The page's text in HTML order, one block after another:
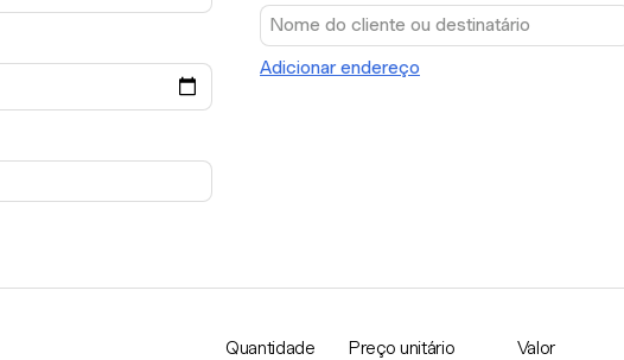
Adicionar endereço
Quantidade Preço unitário Valor